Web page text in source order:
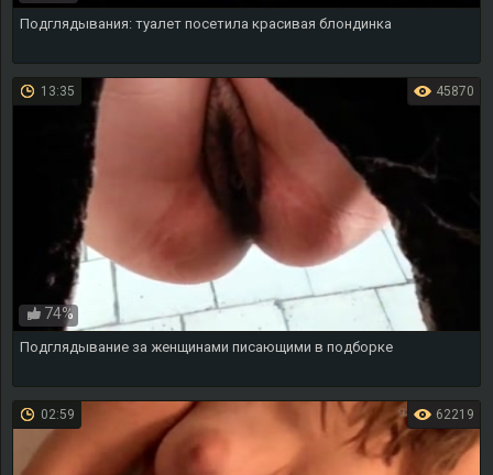
Подглядывания: туалет посетила красивая блондинка
45870
13:35
74%
Подглядывание за женщинами писающими в подборке
62219
02:59